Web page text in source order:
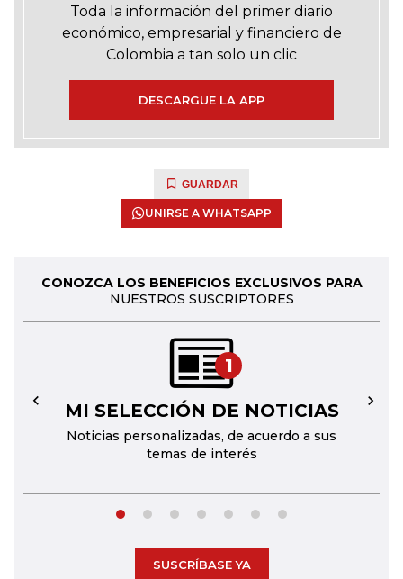
Toda la información del primer diario
económico, empresarial y financiero de
Colombia a tan solo un clic
DESCARGUE LA APP
GUARDAR
UNIRSE A WHATSAPP
CONOZCA LOS BENEFICIOS EXCLUSIVOS PARA
NUESTROS SUSCRIPTORES
1
MI SELECCIÓN DE NOTICIAS
Noticias personalizadas, de acuerdo a sus
temas de interés
← →
SUSCRÍBASE YA